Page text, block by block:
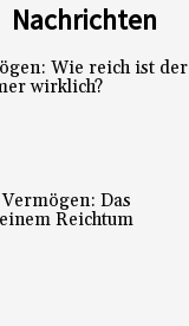
Nachrichten
Wie reich ist der
wirklich?
Das
Reichtum